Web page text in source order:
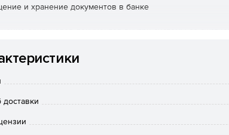
и хранение документов в банке
оригиналов документов внутри системы со
шифрование данных.
поиск и отображение файлов формата PDF
документов, хранящихся в архиве, без